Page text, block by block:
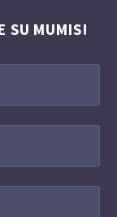
SU MUMIS!